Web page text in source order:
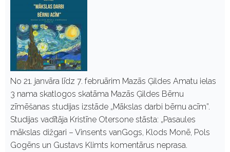
No 21. janvāra līdz 7. februārim Mazās Ģildes Amatu ielas
3 nama skatlogos skatāma Mazās Ģildes Bērnu
zīmēšanas studijas izstāde „Mākslas darbi bērnu acīm”.
Studijas vadītāja Kristīne Otersone stāsta: „Pasaules
mākslas dižgari – Vinsents vanGogs, Klods Monē, Pols
Gogēns un Gustavs Klimts komentārus neprasa.